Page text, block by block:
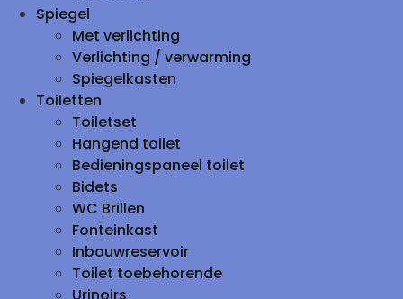
Spiegel
Met verlichting
Verlichting / verwarming
Spiegelkasten
Toiletten
Toiletset
Hangend toilet
Bedieningspaneel toilet
Bidets
WC Brillen
Fonteinkast
Inbouwreservoir
Toilet toebehorende
Urinoirs